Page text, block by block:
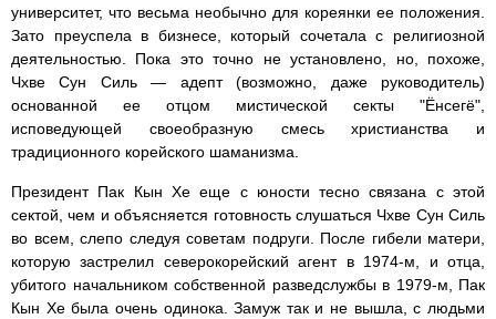
университет, что весьма необычно для кореянки ее положения.
Зато преуспела в бизнесе, который сочетала с религиозной
деятельностью. Пока это точно не установлено, но, похоже,
Чхве Сун Силь — адепт (возможно, даже руководитель)
основанной ее отцом мистической секты "Ёнсегё",
исповедующей своеобразную смесь христианства и
традиционного корейского шаманизма.
Президент Пак Кын Хе еще с юности тесно связана с этой
сектой, чем и объясняется готовность слушаться Чхве Сун Силь
во всем, слепо следуя советам подруги. После гибели матери,
которую застрелил северокорейский агент в 1974-м, и отца,
убитого начальником собственной разведслужбы в 1979-м, Пак
Кын Хе была очень одинока. Замуж так и не вышла, с людьми